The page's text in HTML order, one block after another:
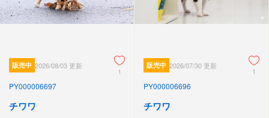
販売中 2026/08/03 更新
1
PY000006697
チワワ
販売中 2026/07/30 更新
1
PY000006696
チワワ